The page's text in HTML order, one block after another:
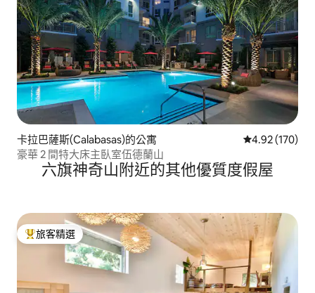
卡拉巴薩斯(Calabasas)的公寓 從 170 則評價
4.92 (170)
豪華 2 間特大床主臥室伍德蘭山
六旗神奇山附近的其他優質度假屋
旅客精選榜首
旅客精選